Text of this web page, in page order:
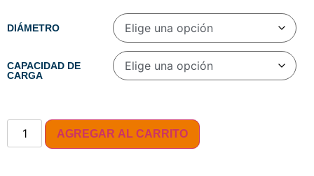
DIÁMETRO
CAPACIDAD DE
CARGA
AGREGAR AL CARRITO